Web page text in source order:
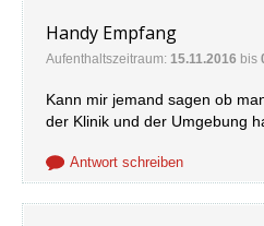
Handy Empfang
Aufenthaltszeitraum: 15.11.2016 bis
Kann mir jemand sagen ob
der Klinik und der Umgebung
Antwort schreiben